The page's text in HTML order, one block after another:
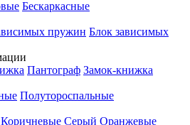
Бескаркасные
пружин Блок зависимых
Пантограф Замок-книжка
Полутороспальные
Коричневые Серый Оранжевые